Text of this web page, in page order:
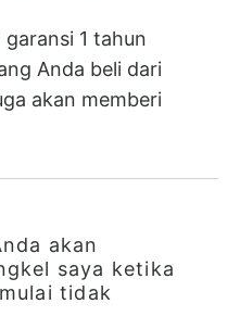
1 tahun
Anda beli dari
akan memberi
akan
saya ketika
tidak